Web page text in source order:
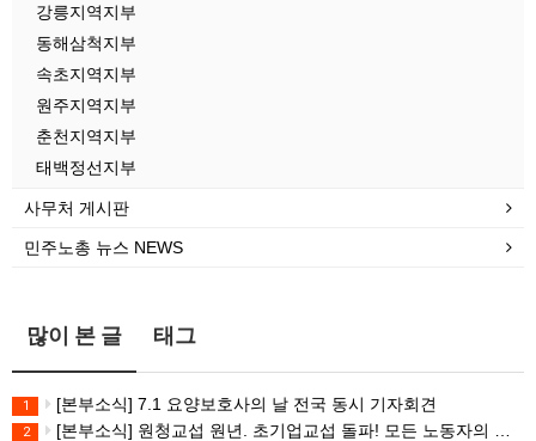
강릉지역지부
동해삼척지부
속초지역지부
원주지역지부
춘천지역지부
태백정선지부
사무처 게시판
민주노총 뉴스 NEWS
많이 본 글 태그
1 [본부소식] 7.1 요양보호사의 날 전국 동시 기자회견
2 [본부소식] 원청교섭 원년. 초기업교섭 돌파! 모든 노동자의 노동기본권 쟁취! 민주노총 7.15 총파업대회